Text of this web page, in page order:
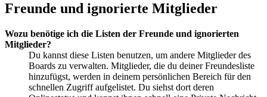
Freunde und ignorierte Mitglieder
Wozu benötige ich die Listen der Freunde und ignorierten
Mitglieder?
Du kannst diese Listen benutzen, um andere Mitglieder des
Boards zu verwalten. Mitglieder, die du deiner Freundesliste
hinzufügst, werden in deinem persönlichen Bereich für den
schnellen Zugriff aufgelistet. Du siehst dort deren